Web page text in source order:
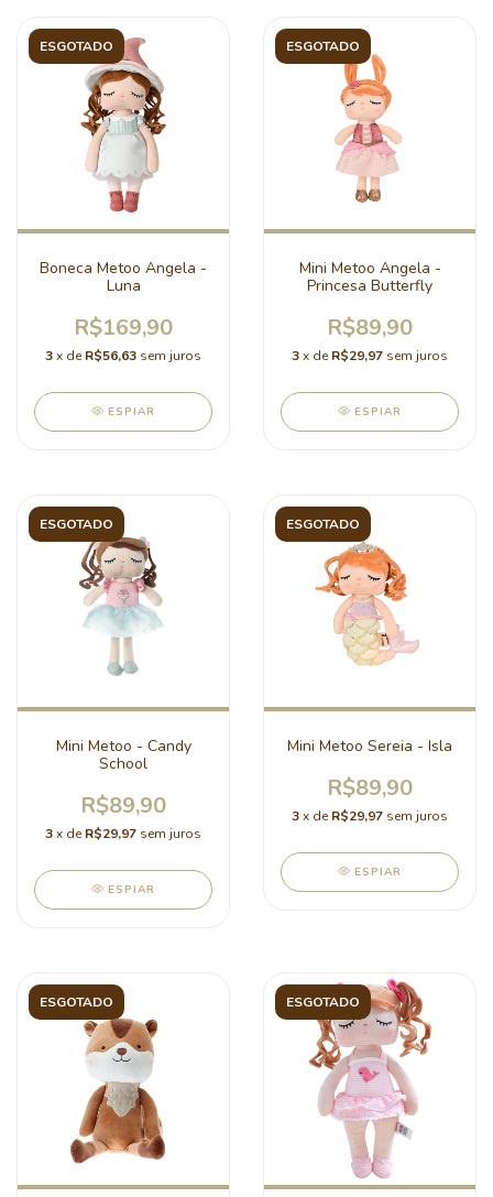
ESGOTADO
Boneca Metoo Angela -
Luna
R$169,90
3x de R$56,63 sem juros
ESPIAR
ESGOTADO
Mini Metoo Angela -
Princesa Butterfly
R$89,90
3x de R$29,97 sem juros
ESPIAR
ESGOTADO
Mini Metoo - Candy
School
R$89,90
3x de R$29,97 sem juros
ESPIAR
ESGOTADO
Mini Metoo Sereia - Isla
R$89,90
3x de R$29,97 sem juros
ESPIAR
ESGOTADO ESGOTADO